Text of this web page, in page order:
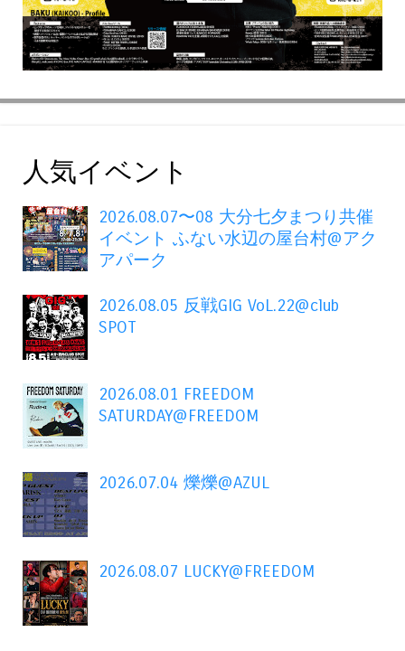
人気イベント
2026.08.07〜08 大分七夕まつり共催
イベント ふない水辺の屋台村@アク
アパーク
2026.08.05 反戦GIG VoL.22@club
SPOT
2026.08.01 FREEDOM
SATURDAY@FREEDOM
2026.07.04 爍爍@AZUL
2026.08.07 LUCKY@FREEDOM